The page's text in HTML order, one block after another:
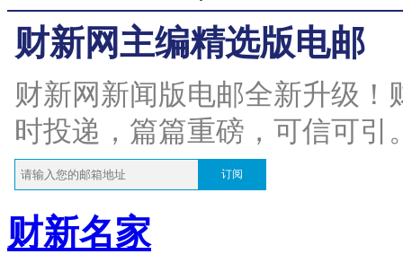
财新网主编精选版电邮
财新网新闻版电邮全新升级
时投递，篇篇重磅，可信可引
订阅
财新名家